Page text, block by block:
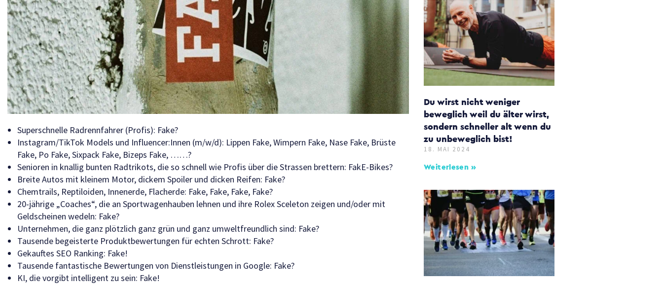
Superschnelle Radrennfahrer (Profis): Fake?
Instagram/TikTok Models und Influencer:Innen (m/w/d): Lippen Fake, Wimpern Fake, Nase Fake, Brüste
Fake, Po Fake, Sixpack Fake, Bizeps Fake, ……?
Senioren in knallig bunten Radtrikots, die so schnell wie Profis über die Strassen brettern: FakE-Bikes?
Breite Autos mit kleinem Motor, dickem Spoiler und dicken Reifen: Fake?
Chemtrails, Reptiloiden, Innenerde, Flacherde: Fake, Fake, Fake, Fake?
20-jährige „Coaches“, die an Sportwagenhauben lehnen und ihre Rolex Sceleton zeigen und/oder mit
Geldscheinen wedeln: Fake?
Unternehmen, die ganz plötzlich ganz grün und ganz umweltfreundlich sind: Fake?
Tausende begeisterte Produktbewertungen für echten Schrott: Fake?
Gekauftes SEO Ranking: Fake!
Tausende fantastische Bewertungen von Dienstleistungen in Google: Fake?
KI, die vorgibt intelligent zu sein: Fake!
Du wirst nicht weniger
beweglich weil du älter wirst,
sondern schneller alt wenn du
zu unbeweglich bist!
18. MAI 2024
Weiterlesen »